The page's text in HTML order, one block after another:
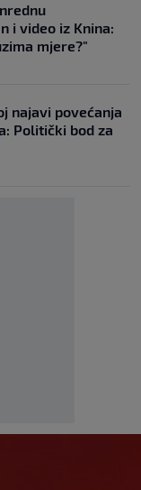
i video iz Knina:
mjere?"
najavi povećanja
Politički bod za